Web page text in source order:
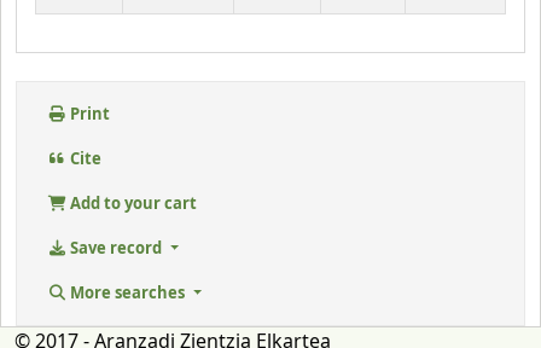
Print
Cite
Add to your cart
Save record
More searches